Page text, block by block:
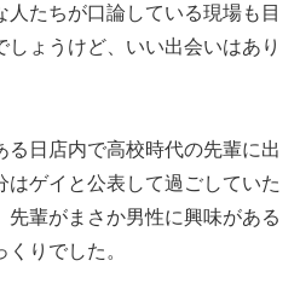
たちが口論している現場も目
ょうけど、いい出会いはあり
日店内で高校時代の先輩に出
はゲイと公表して過ごしていた
輩がまさか男性に興味がある
りでした。